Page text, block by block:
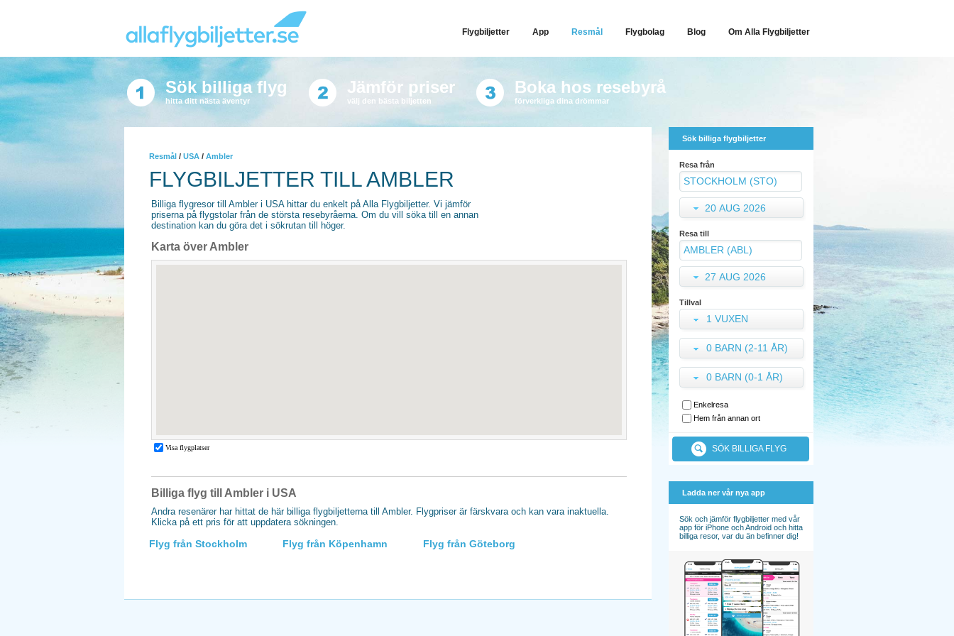
Flygbiljetter App Resmål Flygbolag Blog Om Alla Flygbiljetter
Sök billiga flyg
hitta ditt nästa äventyr
Jämför priser
välj den bästa biljetten
Boka hos resebyrå
förverkliga dina drömmar
Resmål / USA / Ambler
FLYGBILJETTER TILL AMBLER
Billiga flygresor till Ambler i USA hittar du enkelt på Alla Flygbiljetter. Vi jämför
priserna på flygstolar från de största resebyråerna. Om du vill söka till en annan
destination kan du göra det i sökrutan till höger.
Karta över Ambler
Billiga flyg till Ambler i USA
Andra resenärer har hittat de här billiga flygbiljetterna till Ambler. Flygpriser är färskvara och kan vara inaktuella.
Klicka på ett pris för att uppdatera sökningen.
Flyg från Stockholm Flyg från Köpenhamn Flyg från Göteborg
Sök billiga flygbiljetter
Resa från
20 AUG 2026
Resa till
27 AUG 2026
Tillval
1 VUXEN
0 BARN (2-11 ÅR)
0 BARN (0-1 ÅR)
Enkelresa
Hem från annan ort
SÖK BILLIGA FLYG
Ladda ner vår nya app
Sök och jämför flygbiljetter med vår
app för iPhone och Android och hitta
billiga resor, var du än befinner dig!